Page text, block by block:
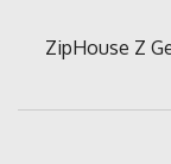
Next
ZipHouse Z